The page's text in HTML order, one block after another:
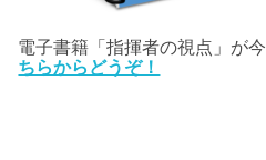
電子書籍「指揮者の視点」が
ちらからどうぞ！